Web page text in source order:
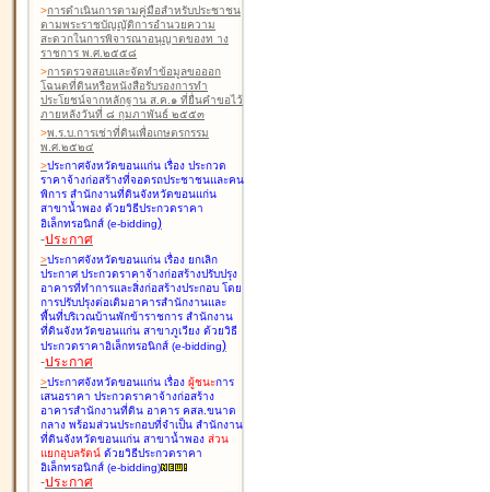
>การดำเนินการตามคู่มือสำหรับประชาชน
ตามพระราชบัญญัติการอำนวยความ
สะดวกในการพิจารณาอนุญาตของท าง
ราชการ พ.ศ.๒๕๕๘
>การตรวจสอบและจัดทำข้อมูลขอออก
โฉนดที่ดินหรือหนังสือรับรองการทำ
ประโยชน์จากหลักฐาน ส.ค.๑ ที่ยื่นคำขอไว้
ภายหลังวันที่ ๘ กุมภาพันธ์ ๒๕๕๓
>พ.ร.บ.การเช่าที่ดินเพื่อเกษตรกรรม
พ.ศ.๒๕๒๔
>ประกาศจังหวัดขอนแก่น เรื่อง ประกวด
ราคาจ้างก่อสร้างที่จอดรถประชาชนและคน
พิการ สำนักงานที่ดินจังหวัดขอนแก่น
สาขาน้ำพอง ด้วยวิธีประกวดราคา
อิเล็กทรอนิกส์ (e-bidding)
-ประกาศ
>ประกาศจังหวัดขอนแก่น เรื่อง ยกเลิก
ประกาศ ประกวดราคาจ้างก่อสร้างปรับปรุง
อาคารที่ทำการและสิ่งก่อสร้างประกอบ โดย
การปรับปรุงต่อเติมอาคารสำนักงานและ
พื้นที่บริเวณบ้านพักข้าราชการ สำนักงาน
ที่ดินจังหวัดขอนแก่น สาขาภูเวียง ด้วยวิธี
ประกวดราคาอิเล็กทรอนิกส์ (e-bidding)
-ประกาศ
>ประกาศจังหวัดขอนแก่น เรื่อง ผู้ชนะการ
เสนอราคา ประกวดราคาจ้างก่อสร้าง
อาคารสำนักงานที่ดิน อาคาร คสล.ขนาด
กลาง พร้อมส่วนประกอบที่จำเป็น สำนักงาน
ที่ดินจังหวัดขอนแก่น สาขาน้ำพอง ส่วน
แยกอุบลรัตน์ ด้วยวิธีประกวดราคา
อิเล็กทรอนิกส์ (e-bidding)
-ประกาศ